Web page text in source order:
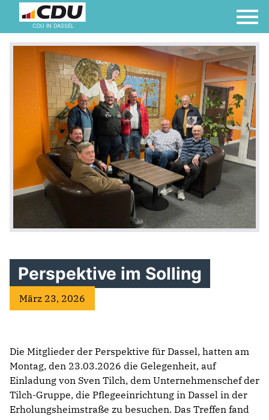
CDU IN DASSEL
Perspektive im Solling
März 23, 2026
Die Mitglieder der Perspektive für Dassel, hatten am
Montag, den 23.03.2026 die Gelegenheit, auf
Einladung von Sven Tilch, dem Unternehmenschef der
Tilch-Gruppe, die Pflegeeinrichtung in Dassel in der
Erholungsheimstraße zu besuchen. Das Treffen fand